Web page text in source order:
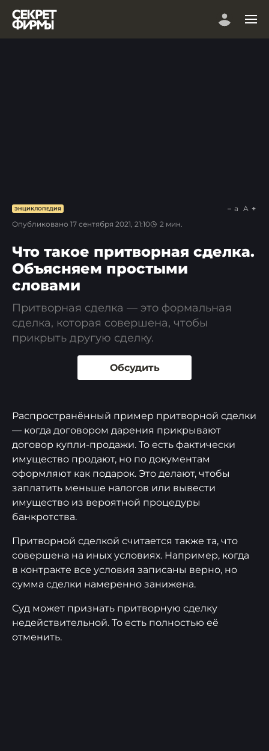
ЭНЦИКЛОПЕДИЯ
Опубликовано 17 сентября 2021, 21:10 2 мин.
a A
Что такое притворная сделка.
Объясняем простыми
словами
Притворная сделка — это формальная
сделка, которая совершена, чтобы
прикрыть другую сделку.
Обсудить
Распространённый пример притворной сделки
— когда договором дарения прикрывают
договор купли-продажи. То есть фактически
имущество продают, но по документам
оформляют как подарок. Это делают, чтобы
заплатить меньше налогов или вывести
имущество из вероятной процедуры
банкротства.
Притворной сделкой считается также та, что
совершена на иных условиях. Например, когда
в контракте все условия записаны верно, но
сумма сделки намеренно занижена.
Суд может признать притворную сделку
недействительной. То есть полностью её
отменить.